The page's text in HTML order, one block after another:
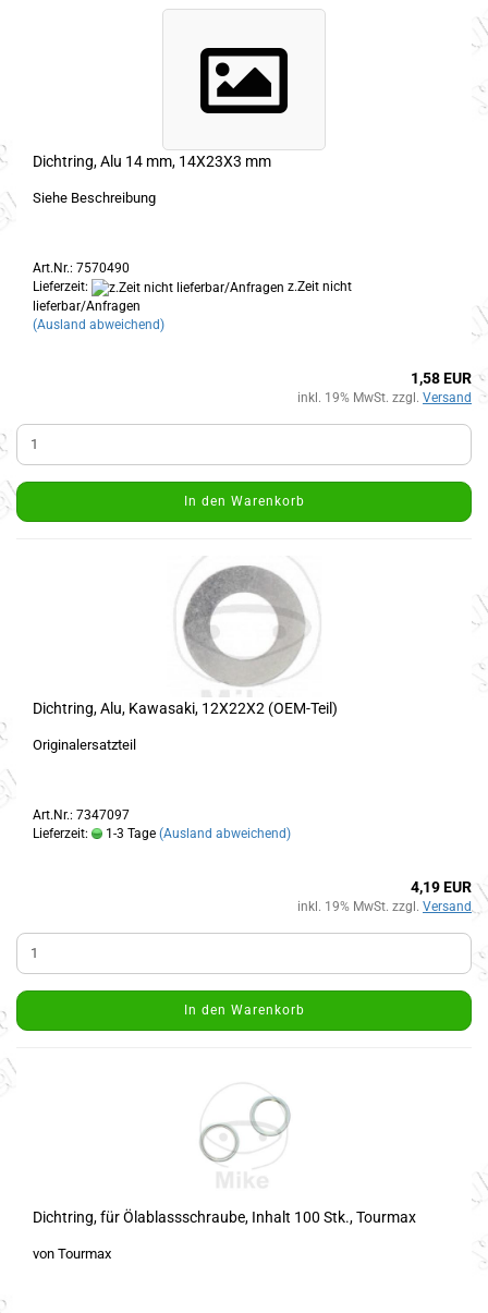
Dichtring, Alu 14 mm, 14X23X3 mm
Siehe Beschreibung
Art.Nr.: 7570490
Lieferzeit:
z.Zeit nicht
lieferbar/Anfragen
(Ausland abweichend)
1,58 EUR
inkl. 19% MwSt. zzgl. Versand
In den Warenkorb
Dichtring, Alu, Kawasaki, 12X22X2 (OEM-Teil)
Originalersatzteil
Art.Nr.: 7347097
Lieferzeit:
1-3 Tage (Ausland abweichend)
4,19 EUR
inkl. 19% MwSt. zzgl. Versand
In den Warenkorb
Dichtring, für Ölablassschraube, Inhalt 100 Stk., Tourmax
von Tourmax